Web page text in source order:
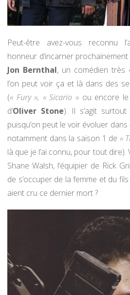
Peut-être avez-vous reconnu
honneur d’incarner prochainement
Jon Bernthal, un comédien très
l’on peut voir ça et là dans des
(« Fury », « Sicario » ou encore le
d’Oliver Stone). Il s’agit
puisqu’on peut le voir évoluer
notamment dans la saison 1 de «
là que je l’ai connu, pour tout
Shane Walsh, l’équipier de Rick
de s’occuper de la femme et du
aient cru ce dernier mort ?